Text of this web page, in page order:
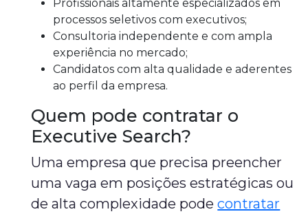
Profissionais altamente especializados em
processos seletivos com executivos;
Consultoria independente e com ampla
experiência no mercado;
Candidatos com alta qualidade e aderentes
ao perfil da empresa.
Quem pode contratar o
Executive Search?
Uma empresa que precisa preencher
uma vaga em posições estratégicas ou
de alta complexidade podecontratar